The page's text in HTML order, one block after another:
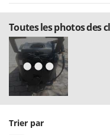
Toutes les photos des
Trier par